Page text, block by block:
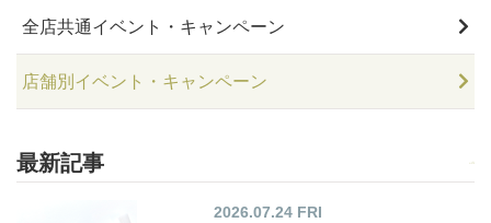
全店共通イベント・キャンペーン
店舗別イベント・キャンペーン
最新記事
2026.07.24 FRI